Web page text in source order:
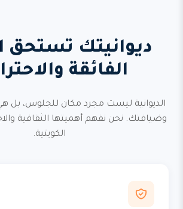
ديوانيتك تستحق
الفائقة
الديوانية ليست مجرد مكان للجلوس،
وضيافتك. نحن نفهم أهميتها الثقافية
الكويتية.